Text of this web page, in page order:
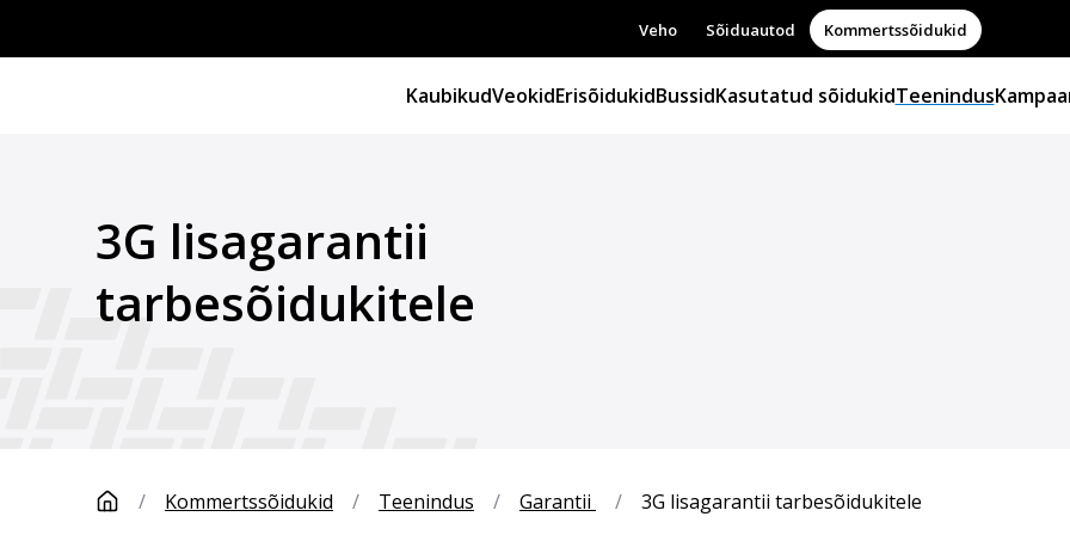
3G lisagarantii
tarbesõidukitele
Veho Sõiduautod Kommertssõidukid
KaubikudVeokidErisõidukidBussidKasutatud sõidukidTeenindus
/ Kommertssõidukid / Teenindus / Garantii / 3G lisagarantii tarbesõidukitele